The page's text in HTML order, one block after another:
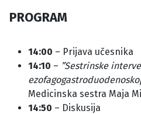
PROGRAM
14:00 – Prijava učesnika
14:10 – ”Sestrinske
Medicinska sestra Maja
14:50 – Diskusija